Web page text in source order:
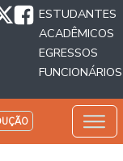
ESTUDANTES
ACADÊMICOS
EGRESSOS
FUNCIONÁRIOS